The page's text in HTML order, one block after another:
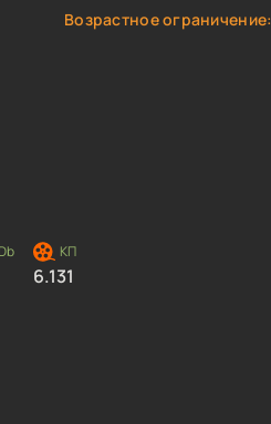
6.131
Возрастное ограничение: